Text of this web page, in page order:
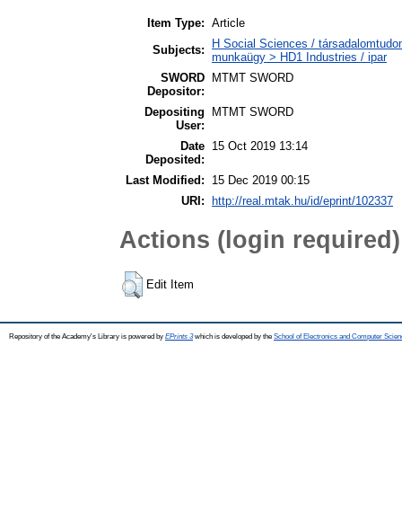
Item Type: Article
Subjects:
H Social Sciences /
munkaügy > HD1 Industries / ipar
SWORD
Depositor:
MTMT SWORD
Depositing
User:
MTMT SWORD
Date
Deposited:
15 Oct 2019 13:14
Last Modified:
15 Dec 2019 00:15
URI:
http://real.mtak.hu/id/eprint/102337
Actions (login required)
Edit Item
Repository of the Academy's Library is powered by EPrints 3which is developed by the School of Electronics and Computer